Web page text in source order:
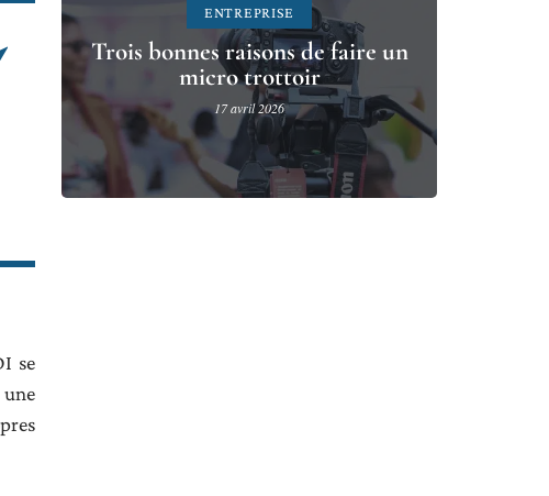
se
une
ENTREPRISE
Trois bonnes raisons de faire un
micro trottoir
17 avril 2026